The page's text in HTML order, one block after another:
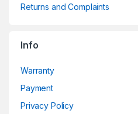
Returns and Complaints
Info
Warranty
Payment
Privacy Policy